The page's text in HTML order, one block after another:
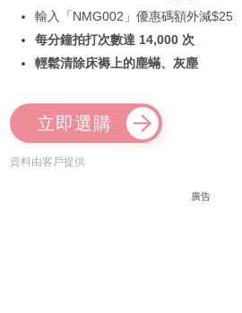
輸入「NMG002」優惠碼額外減$25
每分鐘拍打次數達 14,000 次
輕鬆清除床褥上的塵蟎、灰塵
立即選購
資料由客戶提供
廣告